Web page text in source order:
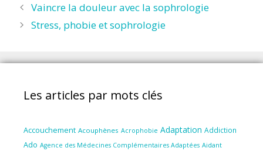
Vaincre la douleur avec la sophrologie
Stress, phobie et sophrologie
Les articles par mots clés
Accouchement Acouphènes Acrophobie Adaptation Addiction
Ado Agence des Médecines Complémentaires Adaptées Aidant